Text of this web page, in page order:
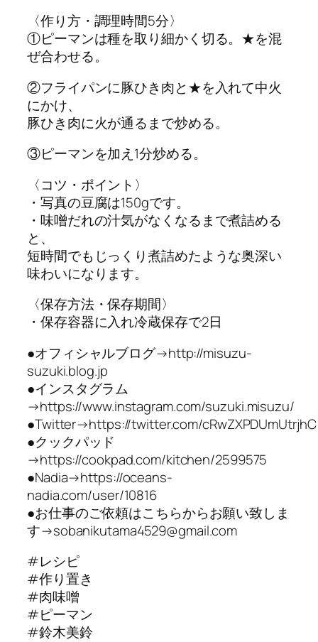
〈作り方・調理時間5分〉
①ピーマンは種を取り細かく切る。★を混
ぜ合わせる。
②フライパンに豚ひき肉と★を入れて中火
にかけ、
豚ひき肉に火が通るまで炒める。
③ピーマンを加え1分炒める。
〈コツ・ポイント〉
・写真の豆腐は150gです。
・味噌だれの汁気がなくなるまで煮詰める
と、
短時間でもじっくり煮詰めたような奥深い
味わいになります。
〈保存方法・保存期間〉
・保存容器に入れ冷蔵保存で2日
●オフィシャルブログ→http://misuzu-
suzuki.blog.jp
●インスタグラム
→https://www.instagram.com/suzuki.misuzu/
●Twitter→https://twitter.com/cRwZXPDUmUtrjhC
●クックパッド
→https://cookpad.com/kitchen/2599575
●Nadia→https://oceans-
nadia.com/user/10816
●お仕事のご依頼はこちらからお願い致しま
す→sobanikutama4529@gmail.com
#レシピ
#作り置き
#肉味噌
#ピーマン
#鈴木美鈴